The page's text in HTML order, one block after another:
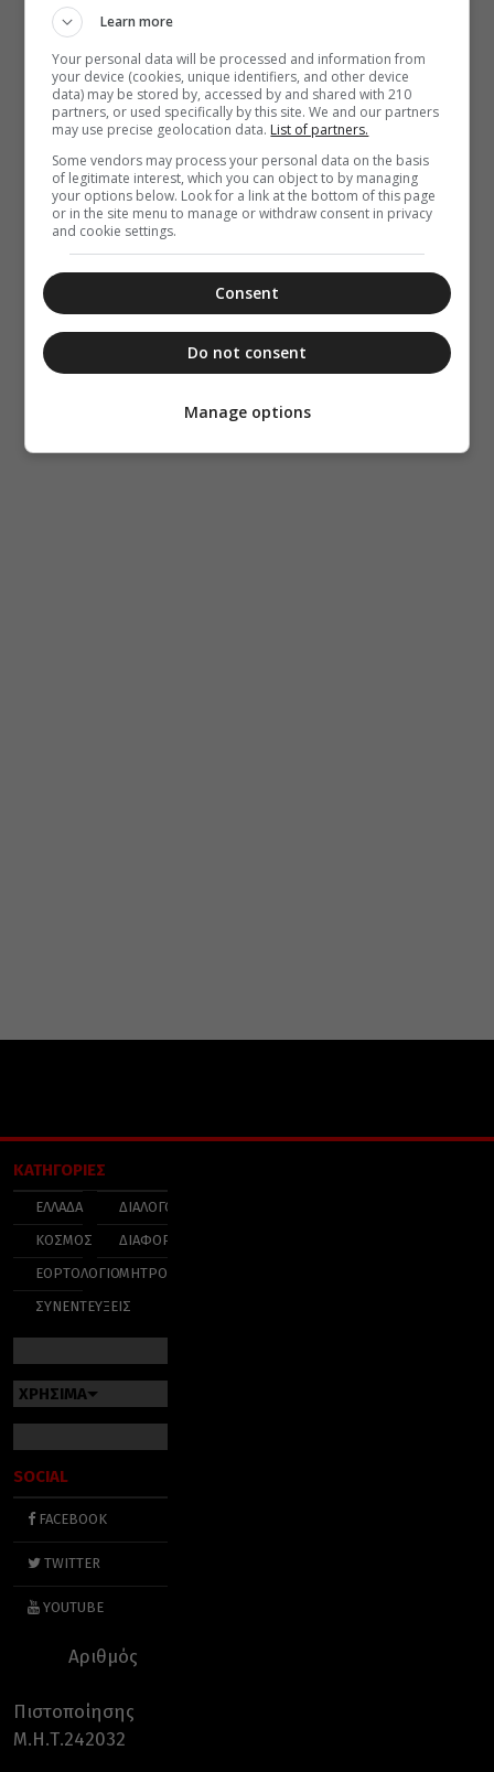
ΚΑΤΗΓΟΡΙΕΣ
ΕΛΛΑΔΑ
ΚΟΣΜΟΣ
ΕΟΡΤΟΛΟΓΙΟ
ΣΥΝΕΝΤΕΥΞΕΙΣ
ΔΙΑΛΟΓΟΣ
ΔΙΑΦΟΡΑ
ΜΗΤΡΟΠΟΛΕΙΣ
ΧΡΗΣΙΜΑ
SOCIAL
FACEBOOK
TWITTER
YOUTUBE
Αριθμός
Πιστοποίησης
Μ.Η.Τ.242032
Learn more
Your personal data will be processed and information from
your device (cookies, unique identifiers, and other device
data) may be stored by, accessed by and shared with 210
partners, or used specifically by this site. We and our partners
may use precise geolocation data. List of partners.
Some vendors may process your personal data on the basis
of legitimate interest, which you can object to by managing
your options below. Look for a link at the bottom of this page
or in the site menu to manage or withdraw consent in privacy
and cookie settings.
Consent
Do not consent
Manage options